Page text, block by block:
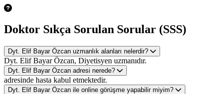
Doktor Sıkça Sorulan Sorular (SSS)
Dyt. Elif Bayar Özcan uzmanlık alanları nelerdir?
Dyt. Elif Bayar Özcan, Diyetisyen uzmanıdır.
Dyt. Elif Bayar Özcan adresi nerede?
adresinde hasta kabul etmektedir.
Dyt. Elif Bayar Özcan ile online görüşme yapabilir miyim?